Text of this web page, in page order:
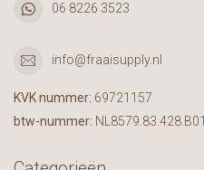
06 8226 3523
info@fraaisupply.nl
KVK nummer: 69721157
btw-nummer: NL8579.83.428.B01